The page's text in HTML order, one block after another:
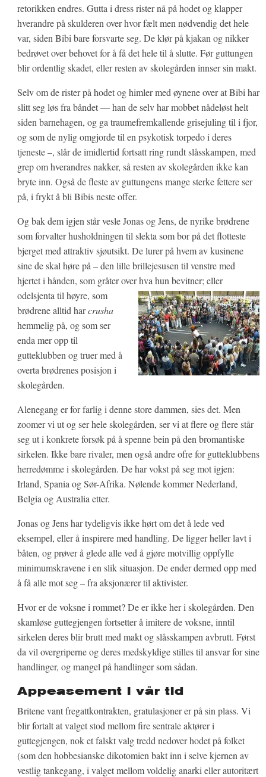
retorikken endres. Gutta i dress rister nå på hodet og klapper
hverandre på skulderen over hvor fælt men nødvendig det hele
var, siden Bibi bare forsvarte seg. De klør på kjakan og nikker
bedrøvet over behovet for å få det hele til å slutte. Før guttungen
blir ordentlig skadet, eller resten av skolegården innser sin makt.
Selv om de rister på hodet og himler med øynene over at Bibi har
slitt seg løs fra båndet — han de selv har mobbet nådeløst helt
siden barnehagen, og ga traumefremkallende grisejuling til i fjor,
og som de nylig omgjorde til en psykotisk torpedo i deres
tjeneste –, slår de imidlertid fortsatt ring rundt slåsskampen, med
grep om hverandres nakker, så resten av skolegården ikke kan
bryte inn. Også de fleste av guttungens mange sterke fettere ser
på, i frykt å bli Bibis neste offer.
Og bak dem igjen står vesle Jonas og Jens, de nyrike brødrene
som forvalter husholdningen til slekta som bor på det flotteste
bjerget med attraktiv sjøutsikt. De lurer på hvem av kusinene
sine de skal høre på – den lille brillejesusen til venstre med
hjertet i hånden, som gråter over hva hun bevitner; eller
odelsjenta til høyre, som
brødrene alltid harcrusha
hemmelig på, og som ser
enda mer opp til
gutteklubben og truer med å
overta brødrenes posisjon i
skolegården.
Alenegang er for farlig i denne store dammen, sies det. Men
zoomer vi ut og ser hele skolegården, ser vi at flere og flere står
seg ut i konkrete forsøk på å spenne bein på den bromantiske
sirkelen. Ikke bare rivaler, men også andre ofre for gutteklubbens
herredømme i skolegården. De har vokst på seg mot igjen:
Irland, Spania og Sør-Afrika. Nølende kommer Nederland,
Belgia og Australia etter.
Jonas og Jens har tydeligvis ikke hørt om det å lede ved
eksempel, eller å inspirere med handling. De ligger heller lavt i
båten, og prøver å glede alle ved å gjøre motvillig oppfylle
minimumskravene i en slik situasjon. De ender dermed opp med
å få alle mot seg – fra aksjonærer til aktivister.
Hvor er de voksne i rommet? De er ikke her i skolegården. Den
skamløse guttegjengen fortsetter å imitere de voksne, inntil
sirkelen deres blir brutt med makt og slåsskampen avbrutt. Først
da vil overgriperne og deres medskyldige stilles til ansvar for sine
handlinger, og mangel på handlinger som sådan.
Appeasement i vår tid
Britene vant fregattkontrakten, gratulasjoner er på sin plass. Vi
blir fortalt at valget stod mellom fire sentrale aktører i
guttegjengen, nok et falskt valg tredd nedover hodet på folket
(som den hobbesianske dikotomien bakt inn i selve kjernen av
vestlig tankegang, i valget mellom voldelig anarki eller autoritært